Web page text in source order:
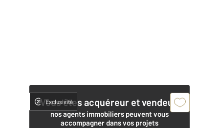
Vous êtes acquéreur et vendeur,
nos agents immobiliers peuvent vous
accompagner dans vos projets
Exclusivité